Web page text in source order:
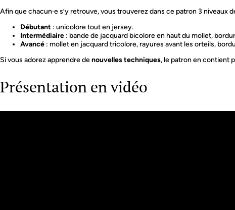
Afin que chacun⸱e s’y retrouve, vous trouverez dans ce patron 3 niveaux
Débutant : unicolore tout en jersey.
Intermédiaire : bande de jacquard bicolore en haut du mollet,
Avancé : mollet en jacquard tricolore, rayures avant les orteils,
Si vous adorez apprendre denouvelles techniques, le patron en contient
Présentation en vidéo